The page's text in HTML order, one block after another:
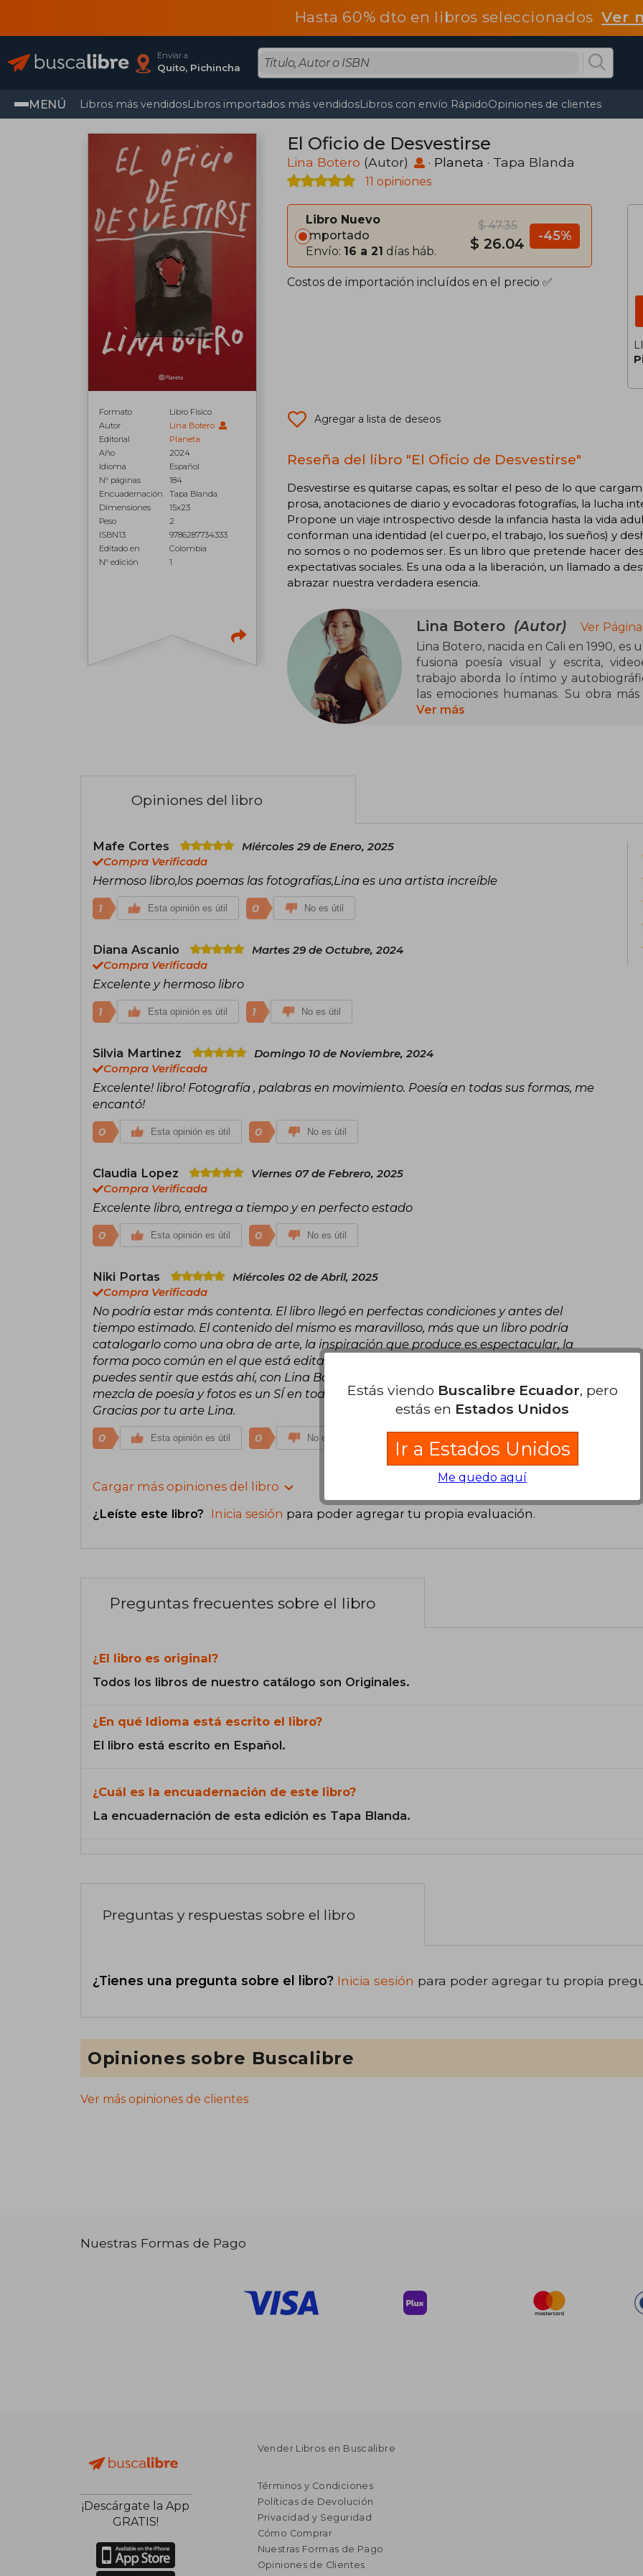
Hasta 60% dto en libros seleccionadosVer
Enviar a
Quito, Pichincha
MENÚ Libros más vendidosLibros importados más vendidosLibros con envío RápidoOpiniones de clientes
Formato
Libro Físico
Autor
Lina Botero
Editorial
Planeta
Año
2024
Idioma
Español
N° páginas
184
Encuadernación
Tapa Blanda
Dimensiones
15x23
Peso
2
ISBN13
9786287734333
Editado en
Colombia
N° edición
1
El Oficio de Desvestirse
Lina Botero (Autor) · Planeta · Tapa Blanda
11 opiniones
Libro Nuevo
Importado
Envío: 16 a 21 días háb.
$ 47.35
$ 26.04 -45%
Costos de importación incluídos en el precio ✅
Agregar a lista de deseos
Reseña del libro "El Oficio de Desvestirse"
Desvestirse es quitarse capas, es soltar el peso de lo que
prosa, anotaciones de diario y evocadoras fotografías, la lucha
Propone un viaje introspectivo desde la infancia hasta la vida
conforman una identidad (el cuerpo, el trabajo, los sueños) y
no somos o no podemos ser. Es un libro que pretende hacer
expectativas sociales. Es una oda a la liberación, un llamado a
abrazar nuestra verdadera esencia.
Lina Botero (Autor)
Ver
Lina Botero, nacida en Cali en 1990,
fusiona poesía visual y escrita,
trabajo aborda lo íntimo y
las emociones humanas. Su obra
(2024), un libro que combina poemas
con las emociones humanas la han
Ver más
Opiniones del libro
Mafe Cortes
Miércoles 29 de Enero, 2025
Compra Verificada
Hermoso libro,los poemas las fotografías,Lina es una artista increíble
1 Esta opinión es útil 0 No es útil
Diana Ascanio
Martes 29 de Octubre, 2024
Compra Verificada
Excelente y hermoso libro
1 Esta opinión es útil 1 No es útil
Silvia Martinez
Domingo 10 de Noviembre, 2024
Compra Verificada
Excelente! libro! Fotografía , palabras en movimiento. Poesía en todas sus formas, me
encantó!
0 Esta opinión es útil 0 No es útil
Claudia Lopez
Viernes 07 de Febrero, 2025
Compra Verificada
Excelente libro, entrega a tiempo y en perfecto estado
0 Esta opinión es útil 0 No es útil
Niki Portas
Miércoles 02 de Abril, 2025
Compra Verificada
No podría estar más contenta. El libro llegó en perfectas condiciones y antes del
tiempo estimado. El contenido del mismo es maravilloso, más que un libro podría
catalogarlo como una obra de arte, la inspiración que produce es espectacular, la
forma poco común en el que está editado lo hace tremendamente especial, casi que
puedes sentir que estás ahí, con Lina Botero, ayudándola a sostener el bolígrafo. Esa
mezcla de poesía y fotos es un SÍ en toda regla, un libro "obligado" en tu estantería.
Gracias por tu arte Lina.
0 Esta opinión es útil 0 No es útil
Cargar más opiniones del libro
¿Leíste este libro? Inicia sesión para poder agregar tu propia evaluación.
Preguntas frecuentes sobre el libro
¿El libro es original?
Todos los libros de nuestro catálogo son Originales.
¿En qué Idioma está escrito el libro?
El libro está escrito en Español.
¿Cuál es la encuadernación de este libro?
La encuadernación de esta edición es Tapa Blanda.
Preguntas y respuestas sobre el libro
¿Tienes una pregunta sobre el libro? Inicia sesión para poder agregar tu propia
Opiniones sobre Buscalibre
Ver más opiniones de clientes
Nuestras Formas de Pago
¡Descárgate la App
GRATIS!
Vender Libros en Buscalibre
Términos y Condiciones
Políticas de Devolución
Privacidad y Seguridad
Cómo Comprar
Nuestras Formas de Pago
Opiniones de Clientes
Estás viendo Buscalibre Ecuador, pero
estás en Estados Unidos
Ir a Estados Unidos
Me quedo aquí